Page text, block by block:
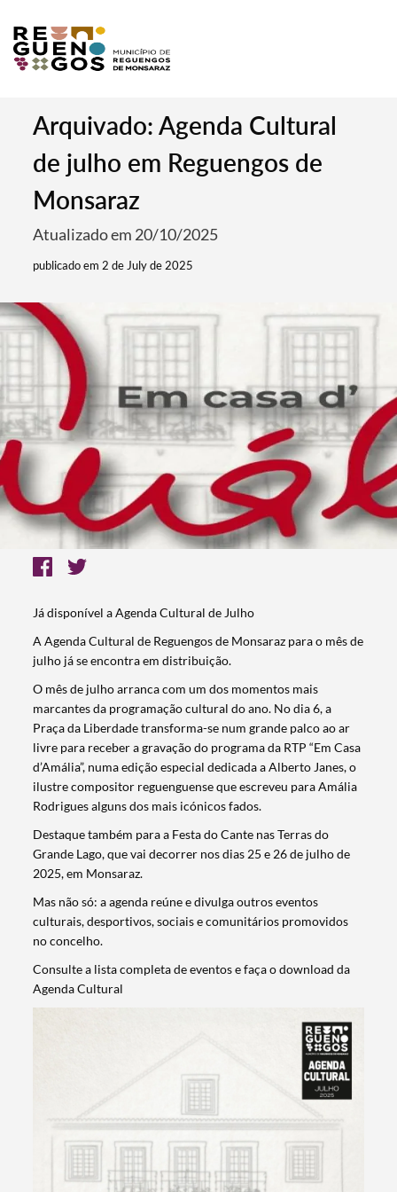
Arquivado: Agenda Cultural
de julho em Reguengos de
Monsaraz
Atualizado em 20/10/2025
publicado em 2 de July de 2025
Já disponível a Agenda Cultural de Julho
A Agenda Cultural de Reguengos de Monsaraz para o mês de
julho já se encontra em distribuição.
O mês de julho arranca com um dos momentos mais
marcantes da programação cultural do ano. No dia 6, a
Praça da Liberdade transforma-se num grande palco ao ar
livre para receber a gravação do programa da RTP “Em Casa
d’Amália”, numa edição especial dedicada a Alberto Janes, o
ilustre compositor reguenguense que escreveu para Amália
Rodrigues alguns dos mais icónicos fados.
Destaque também para a Festa do Cante nas Terras do
Grande Lago, que vai decorrer nos dias 25 e 26 de julho de
2025, em Monsaraz.
Mas não só: a agenda reúne e divulga outros eventos
culturais, desportivos, sociais e comunitários promovidos
no concelho.
Consulte a lista completa de eventos e faça o download da
Agenda Cultural